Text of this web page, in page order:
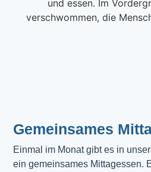
Gemeinsames
Einmal im Monat gibt es in
ein gemeinsames Mittagessen.